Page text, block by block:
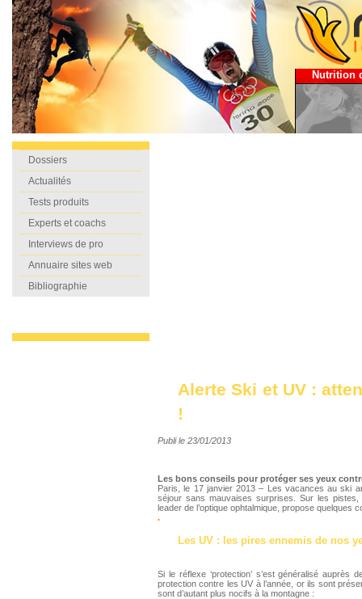
Nutrition
Dossiers
Actualités
Tests produits
Experts et coachs
Interviews de pro
Annuaire sites web
Bibliographie
Alerte Ski et UV :
!
Publi le 23/01/2013
Les bons conseils pour protéger ses yeux
Paris, le 17 janvier 2013 – Les vacances au ski
séjour sans mauvaises surprises. Sur les
leader de l’optique ophtalmique, propose
.
Les UV : les pires ennemis de nos
Si le réflexe ‘protection’ s’est généralisé
protection contre les UV à l’année, or ils sont
sont d’autant plus nocifs à la montagne :